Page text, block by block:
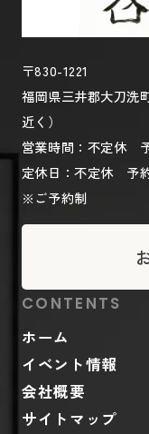
〒830-1221
福岡県三井郡大刀洗
近く）
営業時間：不定休
定休日：不定休 予
※ご予約制
CONTENTS
ホーム
イベント情報
会社概要
サイトマップ